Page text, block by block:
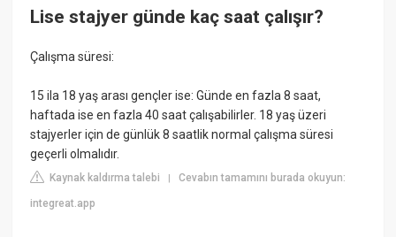
Lise stajyer günde kaç saat çalışır?
Çalışma süresi:
15 ila 18 yaş arası gençler ise: Günde en fazla 8 saat,
haftada ise en fazla 40 saat çalışabilirler. 18 yaş üzeri
stajyerler için de günlük 8 saatlik normal çalışma süresi
geçerli olmalıdır.
Kaynak kaldırma talebi |Cevabın tamamını burada okuyun:
integreat.app